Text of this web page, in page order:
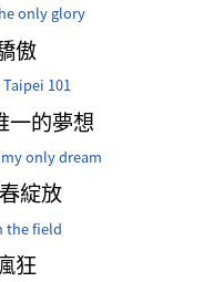
only glory
傲
101
一的夢想
only dream
綻放
the field
狂